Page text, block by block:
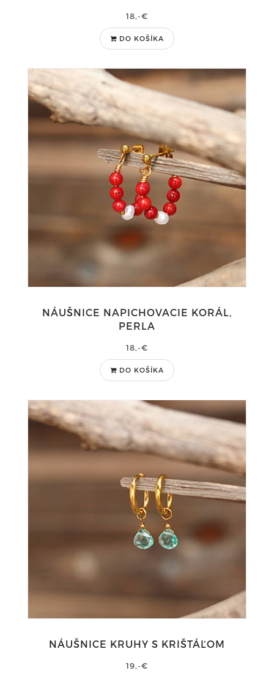
18,-€
DO KOŠÍKA
NÁUŠNICE NAPICHOVACIE KORÁL,
PERLA
18,-€
DO KOŠÍKA
NÁUŠNICE KRUHY S KRIŠTÁĽOM
19,-€